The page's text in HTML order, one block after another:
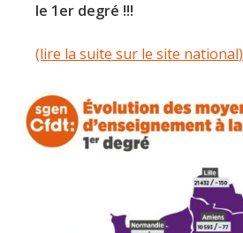
le 1er degré !!!
(lire la suite sur le site national)